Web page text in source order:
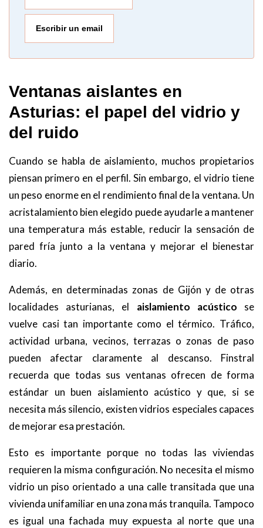
Escribir un email
Ventanas aislantes en
Asturias: el papel del vidrio y
del ruido
Cuando se habla de aislamiento, muchos propietarios
piensan primero en el perfil. Sin embargo, el vidrio tiene
un peso enorme en el rendimiento final de la ventana. Un
acristalamiento bien elegido puede ayudarle a mantener
una temperatura más estable, reducir la sensación de
pared fría junto a la ventana y mejorar el bienestar
diario.
Además, en determinadas zonas de Gijón y de otras
localidades asturianas, el aislamiento acústico se
vuelve casi tan importante como el térmico. Tráfico,
actividad urbana, vecinos, terrazas o zonas de paso
pueden afectar claramente al descanso. Finstral
recuerda que todas sus ventanas ofrecen de forma
estándar un buen aislamiento acústico y que, si se
necesita más silencio, existen vidrios especiales capaces
de mejorar esa prestación.
Esto es importante porque no todas las viviendas
requieren la misma configuración. No necesita el mismo
vidrio un piso orientado a una calle transitada que una
vivienda unifamiliar en una zona más tranquila. Tampoco
es igual una fachada muy expuesta al norte que una